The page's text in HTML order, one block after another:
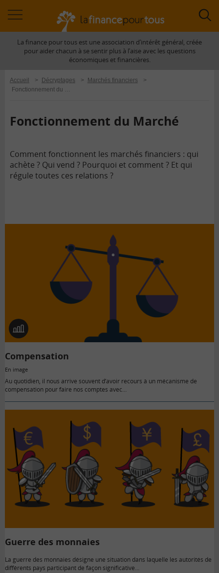
àLa finance pour tous est une association d’intérêt général, créée
pour aider chacun à se sentir plus à l’aise avec les questions
économiques et financières.
Accueil > Décryptages > Marchés financiers
>
Fonctionnement du Marché
Fonctionnement du Marché
Comment fonctionnent les marchés financiers : qui
achète ? Qui vend ? Pourquoi et comment ? Et qui
régule toutes ces relations ?
En
image
Compensation
En image
Au quotidien, il nous arrive souvent d’avoir recours à un mécanisme de
compensation pour faire nos comptes avec…
Guerre des monnaies
La guerre des monnaies désigne une situation dans laquelle les autorités de
différents pays participant de façon significative…